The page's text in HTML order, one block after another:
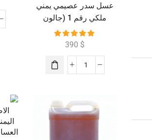
عسل سدر عصيمي يمني
ملكي رقم 1 (جالون
يقارب 7 كيلو )
390 $